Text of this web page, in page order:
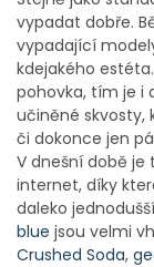
vypadat dobře.
vypadající
kdejakého
pohovka, tím je i
učiněné skvosty,
či dokonce jen
V dnešní době je
internet, díky
daleko
blue jsou velmi
Crushed Soda,